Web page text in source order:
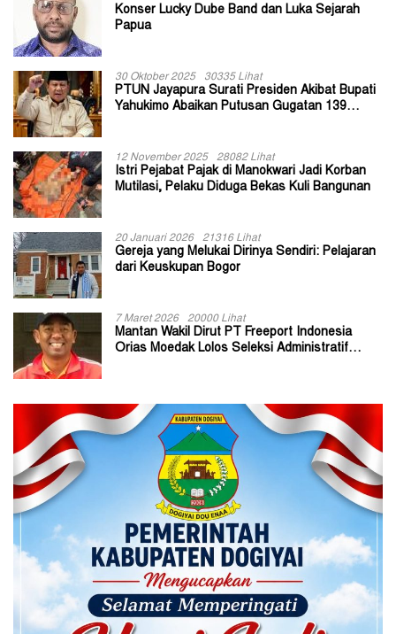
Konser Lucky Dube Band dan Luka Sejarah
Papua
30 Oktober 2025 30335 Lihat
PTUN Jayapura Surati Presiden Akibat Bupati
Yahukimo Abaikan Putusan Gugatan 139
12 November 2025 28082 Lihat
Istri Pejabat Pajak di Manokwari Jadi Korban
Mutilasi, Pelaku Diduga Bekas Kuli Bangunan
20 Januari 2026 21316 Lihat
Gereja yang Melukai Dirinya Sendiri: Pelajaran
dari Keuskupan Bogor
7 Maret 2026 20000 Lihat
Mantan Wakil Dirut PT Freeport Indonesia
Orias Moedak Lolos Seleksi Administratif